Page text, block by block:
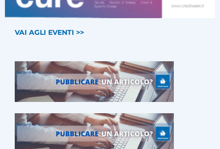
VAI AGLI EVENTI >>